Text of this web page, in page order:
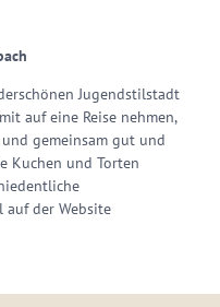
Jugendstilstadt
auf eine Reise nehmen,
gemeinsam gut und
Kuchen und Torten
auf der Website